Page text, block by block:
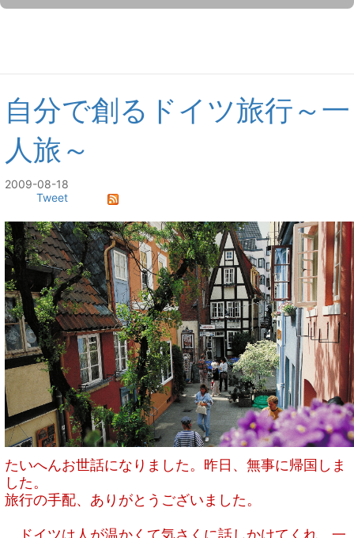
自分で創るドイツ旅行～一
人旅～
2009-08-18
Tweet
たいへんお世話になりました。昨日、無事に帰国しま
した。
旅行の手配、ありがとう ございました。
ドイツは人が温かくて気さくに話しかけてくれ、 一